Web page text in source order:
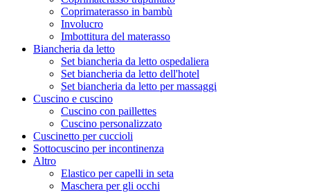
Coprimaterasso in bambù
Involucro
Imbottitura del materasso
Biancheria da letto
Set biancheria da letto ospedaliera
Set biancheria da letto dell'hotel
Set biancheria da letto per massaggi
Cuscino e cuscino
Cuscino con paillettes
Cuscino personalizzato
Cuscinetto per cuccioli
Sottocuscino per incontinenza
Altro
Elastico per capelli in seta
Maschera per gli occhi